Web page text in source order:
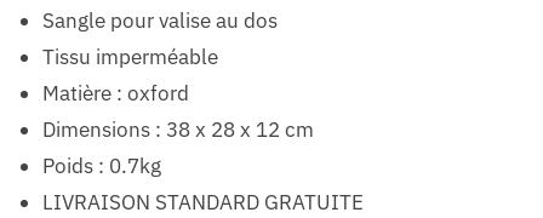
Sangle pour valise au dos
Tissu imperméable
Matière : oxford
Dimensions : 38 x 28 x 12 cm
Poids : 0.7kg
LIVRAISON STANDARD GRATUITE